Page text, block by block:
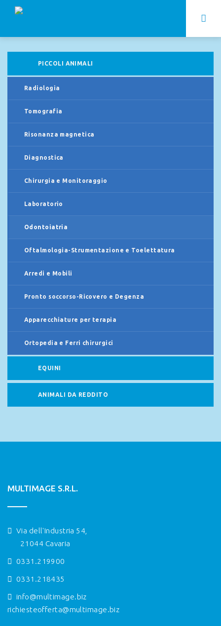
PICCOLI ANIMALI
Radiologia
Tomografia
Risonanza magnetica
Diagnostica
Chirurgia e Monitoraggio
Laboratorio
Odontoiatria
Oftalmologia-Strumentazione e Toelettatura
Arredi e Mobili
Pronto soccorso-Ricovero e Degenza
Apparecchiature per terapia
Ortopedia e Ferri chirurgici
EQUINI
ANIMALI DA REDDITO
MULTIMAGE S.R.L.
Via dell'Industria 54,
21044 Cavaria
0331.219900
0331.218435
info@multimage.biz
richiesteofferta@multimage.biz